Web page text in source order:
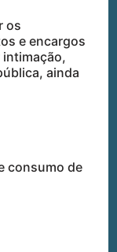
os
e encargos
ainda
consumo de